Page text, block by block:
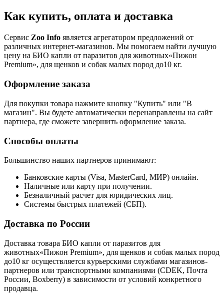
Как купить, оплата и доставка
Сервис Zoo Info является агрегатором предложений от
различных интернет-магазинов. Мы помогаем найти лучшую
цену на БИО капли от паразитов для животных«Пижон
Premium», для щенков и собак малых пород до10 кг.
Оформление заказа
Для покупки товара нажмите кнопку "Купить" или "В
магазин". Вы будете автоматически перенаправлены на сайт
партнера, где сможете завершить оформление заказа.
Способы оплаты
Большинство наших партнеров принимают:
Банковские карты (Visa, MasterCard, МИР) онлайн.
Наличные или карту при получении.
Безналичный расчет для юридических лиц.
Системы быстрых платежей (СБП).
Доставка по России
Доставка товара БИО капли от паразитов для
животных«Пижон Premium», для щенков и собак малых пород
до10 кг осуществляется курьерскими службами магазинов-
партнеров или транспортными компаниями (CDEK, Почта
России, Boxberry) в зависимости от условий конкретного
продавца.